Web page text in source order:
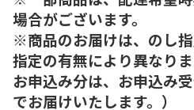
場合がございます。
※商品のお届けは、のし
指定の有無により異なり
お申込み分は、お申込み
でお届けいたします。）